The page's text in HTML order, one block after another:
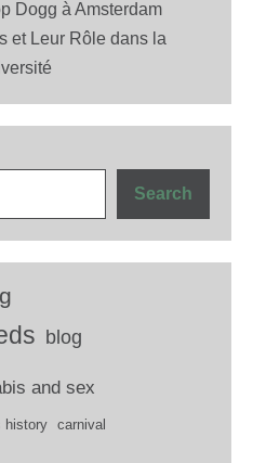
Dogg à Amsterdam
et Leur Rôle dans la
Search
blog
and sex
history carnival